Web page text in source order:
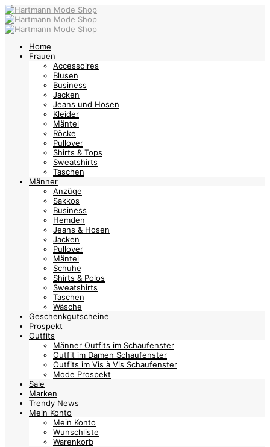
Home
Frauen
Accessoires
Blusen
Business
Jacken
Jeans und Hosen
Kleider
Mäntel
Röcke
Pullover
Shirts & Tops
Sweatshirts
Taschen
Männer
Anzüge
Sakkos
Business
Hemden
Jeans & Hosen
Jacken
Pullover
Mäntel
Schuhe
Shirts & Polos
Sweatshirts
Taschen
Wäsche
Geschenkgutscheine
Prospekt
Outfits
Männer Outfits im Schaufenster
Outfit im Damen Schaufenster
Outfits im Vis à Vis Schaufenster
Mode Prospekt
Sale
Marken
Trendy News
Mein Konto
Mein Konto
Wunschliste
Warenkorb